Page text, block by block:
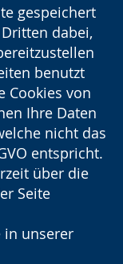
gespeichert
dabei,
benutzt
Cookies von
Ihre Daten
nicht das
entspricht.
über die
Seite
in unserer